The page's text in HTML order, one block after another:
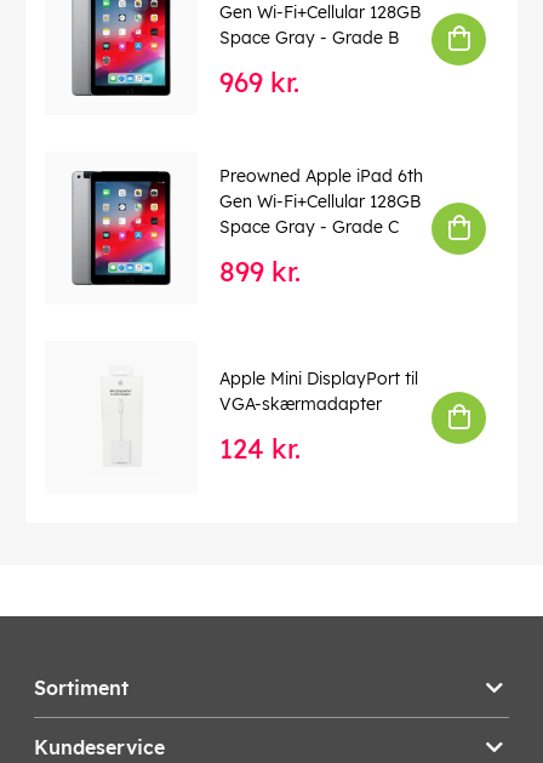
Gen Wi-Fi+Cellular 128GB
Space Gray - Grade B
969 kr.
Preowned Apple iPad 6th
Gen Wi-Fi+Cellular 128GB
Space Gray - Grade C
899 kr.
Apple Mini DisplayPort til
VGA-skærmadapter
124 kr.
Sortiment
Kundeservice